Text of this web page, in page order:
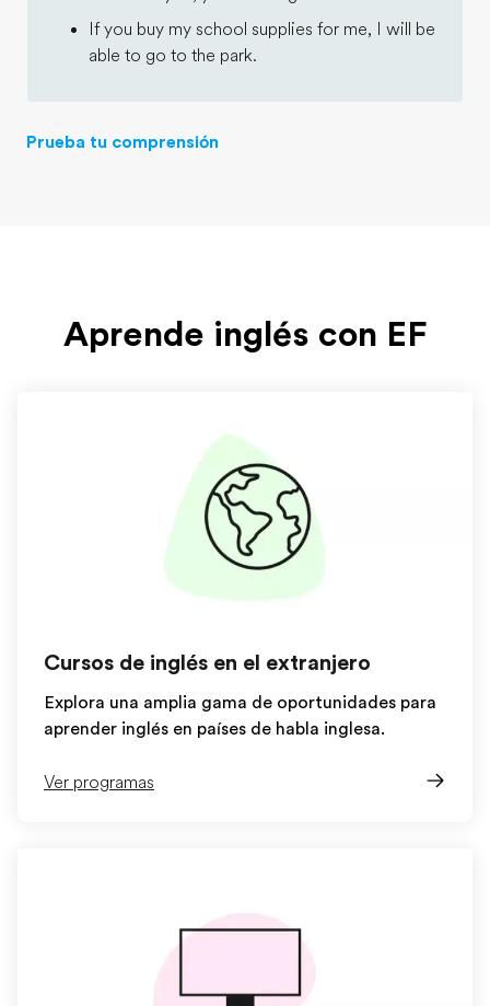
If you buy my school supplies for me, I will be
able to go to the park.
Prueba tu comprensión
Aprende inglés con EF
Cursos de inglés en el extranjero
Explora una amplia gama de oportunidades para
aprender inglés en países de habla inglesa.
Ver programas